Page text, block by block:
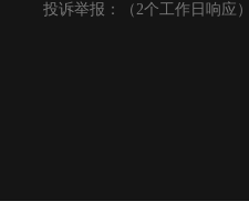
投诉举报：（2个工作日响应